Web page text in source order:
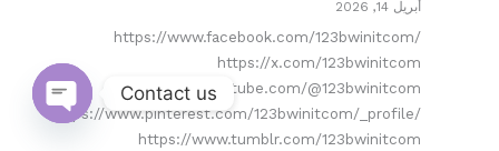
أبريل 14, 2026
https://www.facebook.com/123bwinitcom/
https://x.com/123bwinitcom
https://www.youtube.com/@123bwinitcom
https://www.pinterest.com/123bwinitcom/_profile/
https://www.tumblr.com/123bwinitcom
Contact us
Open